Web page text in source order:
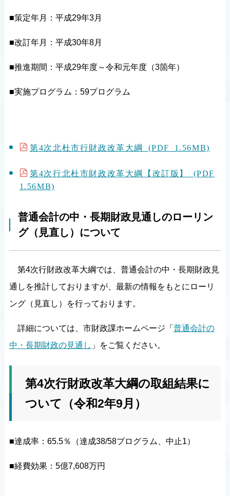
■策定年月：平成29年3月
■改訂年月：平成30年8月
■推進期間：平成29年度～令和元年度（3箇年）
■実施プログラム：59プログラム
第4次北杜市行財政改革大綱 (PDF 1.56MB)
第4次行北杜市財政改革大綱【改訂版】 (PDF
1.56MB)
普通会計の中・長期財政見通しのローリン
グ（見直し）について
第4次行財政改革大綱では、普通会計の中・長期財政見
通しを推計しておりますが、最新の情報をもとにローリ
ング（見直し）を行っております。
詳細については、市財政課ホームページ「 普通会計の
中・長期財政の見通し 」をご覧ください。
第4次行財政改革大綱の取組結果に
ついて（令和2年9月）
■達成率：65.5％（達成38/58プログラム、中止1）
■経費効果：5億7,608万円